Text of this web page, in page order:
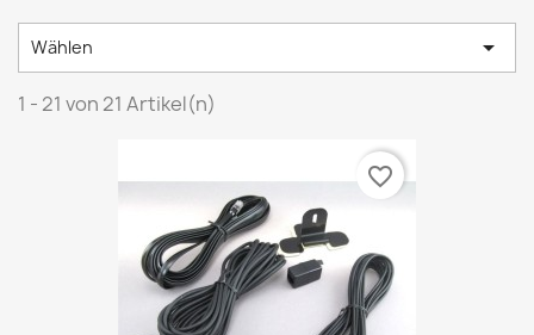
Wählen 
1 - 21 von 21 Artikel(n)
favorite_border